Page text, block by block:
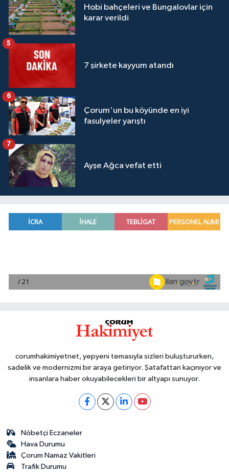
Hobi bahçeleri ve Bungalovlar için
karar verildi
7 şirkete kayyum atandı
5
Çorum'un bu köyünde en iyi
fasulyeler yarıştı
6
Ayşe Ağca vefat etti
7
corumhakimiyetnet, yepyeni temasıyla sizleri buluştururken,
sadelik ve modernizmi bir araya getiriyor. Şatafattan kaçınıyor ve
insanlara haber okuyabilecekleri bir altyapı sunuyor.
Nöbetçi Eczaneler
Hava Durumu
Çorum Namaz Vakitleri
Trafik Durumu